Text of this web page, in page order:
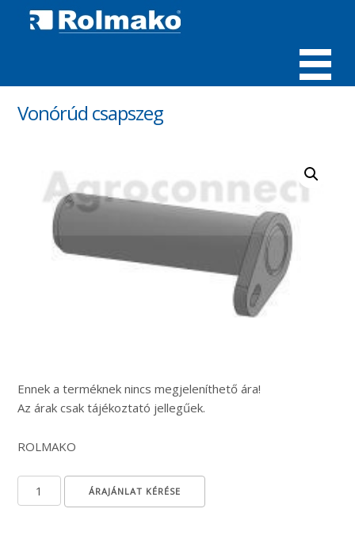
MENÜ
Vonórúd csapszeg
Ennek a terméknek nincs megjeleníthető ára!
Az árak csak tájékoztató jellegűek.
ROLMAKO
Vonórúd csapszeg mennyiség
ÁRAJÁNLAT KÉRÉSE